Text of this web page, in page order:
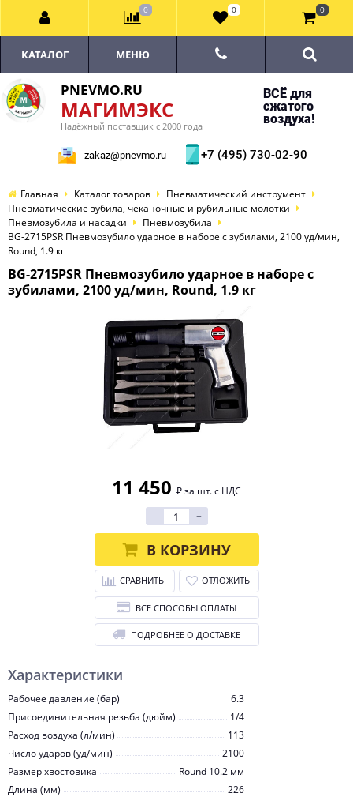
PNEVMO.RU
МАГИМЭКС
Надёжный поставщик с 2000 года
ВСЁ для
сжатого
воздуха!
zakaz@pnevmo.ru +7 (495) 730-02-90
КАТАЛОГ МЕНЮ
Главная Каталог товаров
Пневматический инструмент
Пневматические зубила, чеканочные и рубильные молотки
Пневмозубила и насадки
Пневмозубила
BG-2715PSR Пневмозубило ударное в наборе с зубилами, 2100 уд/мин,
Round, 1.9 кг
BG-2715PSR Пневмозубило ударное в наборе с
зубилами, 2100 уд/мин, Round, 1.9 кг
Характеристики
Рабочее давление (бар)
6.3
Присоединительная резьба (дюйм)
1/4
Расход воздуха (л/мин)
113
Число ударов (уд/мин)
2100
Размер хвостовика
Round 10.2 мм
Длина (мм)
226
11 450 ₽ за шт. с НДС
-
+
В КОРЗИНУ
СРАВНИТЬ ОТЛОЖИТЬ
ВСЕ СПОСОБЫ ОПЛАТЫ
ПОДРОБНЕЕ О ДОСТАВКЕ
0 0 0